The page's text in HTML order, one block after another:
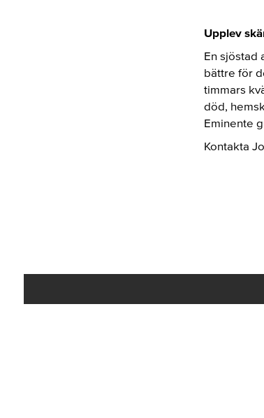
Upplev
En sjöstad
bättre för
timmars
död,
Eminente
Kontakta